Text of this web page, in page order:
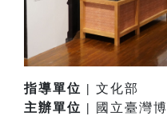
指導單位 | 文化部
主辦單位 |
國立臺灣